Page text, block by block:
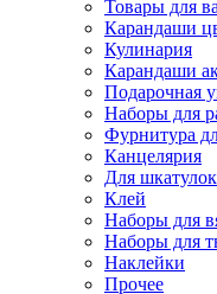
Товары для
Карандаши
Кулинария
Карандаши
Подарочная
Наборы для
Фурнитура
Канцелярия
Для
Клей
Наборы для
Наборы для
Наклейки
Прочее